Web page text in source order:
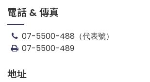
電話 & 傳真
07-5500-488（代表號）
07-5500-489
地址